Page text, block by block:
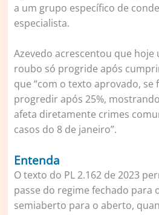
a um grupo específico de
especialista.
Azevedo acrescentou que
roubo só progride após
que “com o texto aprovado,
progredir após 25%,
afeta diretamente crimes
casos do 8 de janeiro”.
Entenda
O texto do PL 2.162 de 2023
passe do regime fechado para
semiaberto para o aberto,